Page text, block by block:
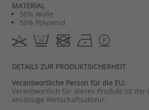
MATERIAL
50% Wolle
50% Polyamid
DETAILS ZUR PRODUKTSICHERHEIT
Verantwortliche Person für die EU:
Verantwortlich für dieses Produkt ist der
ansässige Wirtschaftsakteur: